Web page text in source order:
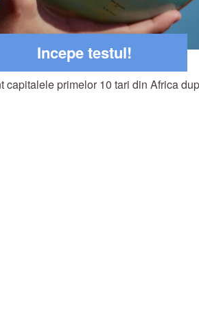
Incepe testul!
capitalele primelor 10 tari din Africa